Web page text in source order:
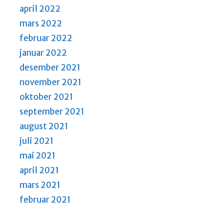
april 2022
mars 2022
februar 2022
januar 2022
desember 2021
november 2021
oktober 2021
september 2021
august 2021
juli 2021
mai 2021
april 2021
mars 2021
februar 2021